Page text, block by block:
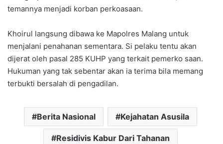
temannya menjadi korban perkoasaan.
Khoirul langsung dibawa ke Mapolres Malang untuk
menjalani penahanan sementara. Si pelaku tentu akan
dijerat oleh pasal 285 KUHP yang terkait pemerko saan.
Hukuman yang tak sebentar akan ia terima bila memang
terbukti bersalah di pengadilan.
Berita Nasional Kejahatan Asusila
Residivis Kabur Dari Tahanan